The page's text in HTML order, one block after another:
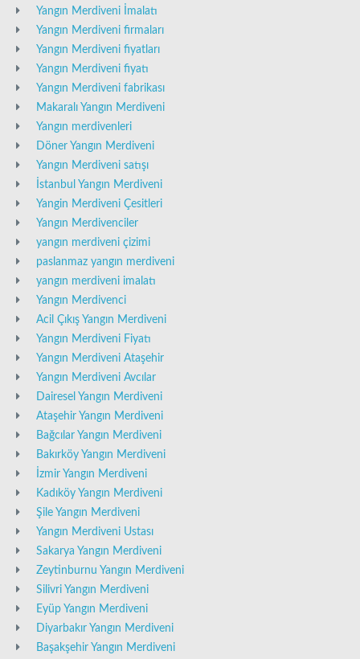
Yangın Merdiveni İmalatı
Yangın Merdiveni firmaları
Yangın Merdiveni fiyatları
Yangın Merdiveni fiyatı
Yangın Merdiveni fabrikası
Makaralı Yangın Merdiveni
Yangın merdivenleri
Döner Yangın Merdiveni
Yangın Merdiveni satışı
İstanbul Yangın Merdiveni
Yangin Merdiveni Çesitleri
Yangın Merdivenciler
yangın merdiveni çizimi
paslanmaz yangın merdiveni
yangın merdiveni imalatı
Yangın Merdivenci
Acil Çıkış Yangın Merdiveni
Yangın Merdiveni Fiyatı
Yangın Merdiveni Ataşehir
Yangın Merdiveni Avcılar
Dairesel Yangın Merdiveni
Ataşehir Yangın Merdiveni
Bağcılar Yangın Merdiveni
Bakırköy Yangın Merdiveni
İzmir Yangın Merdiveni
Kadıköy Yangın Merdiveni
Şile Yangın Merdiveni
Yangın Merdiveni Ustası
Sakarya Yangın Merdiveni
Zeytinburnu Yangın Merdiveni
Silivri Yangın Merdiveni
Eyüp Yangın Merdiveni
Diyarbakır Yangın Merdiveni
Başakşehir Yangın Merdiveni